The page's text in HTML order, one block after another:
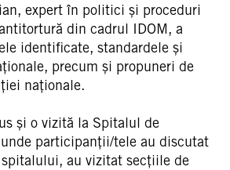
expert în politici și proceduri
din cadrul IDOM, a
identificate, standardele și
precum și propuneri de
naționale.
și o vizită la Spitalul de
participanții/tele au discutat
au vizitat secțiile de